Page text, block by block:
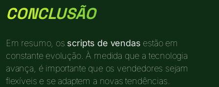
CONCLUSÃO
Em resumo, os scripts de vendas estão em
constante evolução. À medida que a tecnologia
avança, é importante que os vendedores sejam
flexíveis e se adaptem a novas tendências.